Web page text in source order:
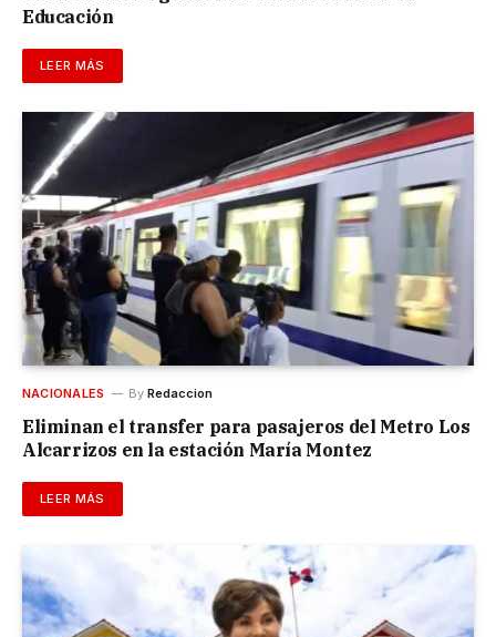
Educación
LEER MÁS
NACIONALES By Redaccion
Eliminan el transfer para pasajeros del Metro Los
Alcarrizos en la estación María Montez
LEER MÁS